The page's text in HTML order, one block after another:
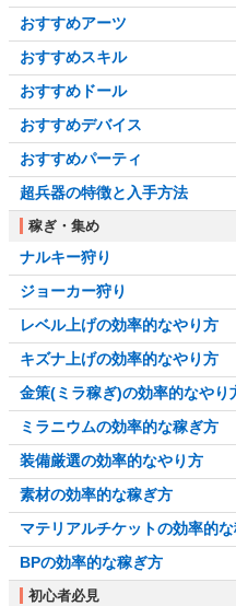
おすすめアーツ
おすすめスキル
おすすめドール
おすすめデバイス
おすすめパーティ
超兵器の特徴と入手方法
稼ぎ・集め
ナルキー狩り
ジョーカー狩り
レベル上げの効率的なやり方
キズナ上げの効率的なやり方
金策(ミラ稼ぎ)の効率的なやり
ミラニウムの効率的な稼ぎ方
装備厳選の効率的なやり方
素材の効率的な稼ぎ方
マテリアルチケットの効率的
BPの効率的な稼ぎ方
初心者必見